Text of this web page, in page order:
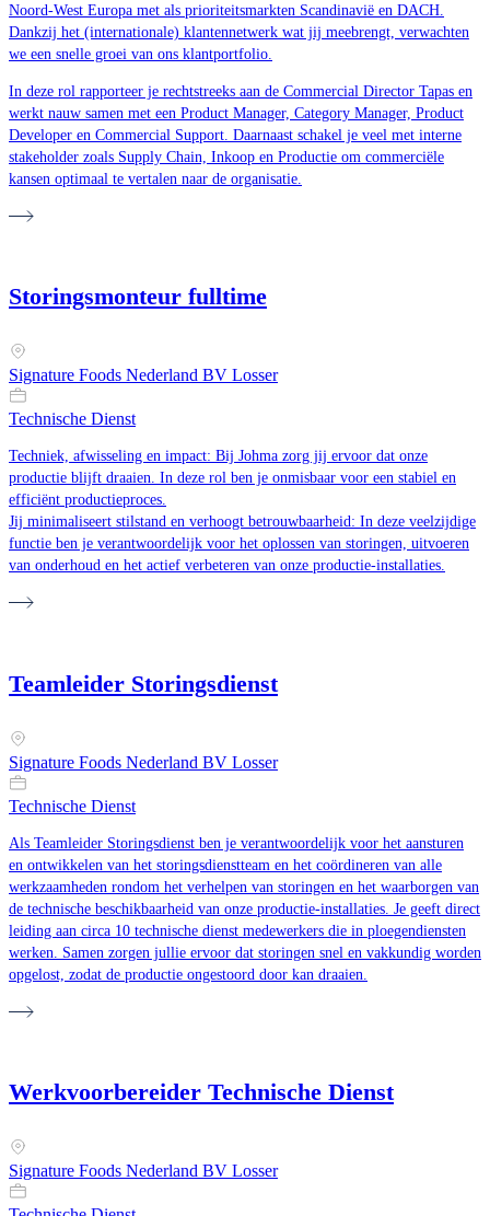
Noord-West Europa met als prioriteitsmarkten Scandinavië en DACH.
Dankzij het (internationale) klantennetwerk wat jij meebrengt, verwachten
we een snelle groei van ons klantportfolio.
In deze rol rapporteer je rechtstreeks aan de Commercial Director Tapas en
werkt nauw samen met een Product Manager, Category Manager, Product
Developer en Commercial Support. Daarnaast schakel je veel met interne
stakeholder zoals Supply Chain, Inkoop en Productie om commerciële
kansen optimaal te vertalen naar de organisatie.
Storingsmonteur fulltime
Signature Foods Nederland BV Losser
Technische Dienst
Techniek, afwisseling en impact: Bij Johma zorg jij ervoor dat onze
productie blijft draaien. In deze rol ben je onmisbaar voor een stabiel en
efficiënt productieproces.
Jij minimaliseert stilstand en verhoogt betrouwbaarheid: In deze veelzijdige
functie ben je verantwoordelijk voor het oplossen van storingen, uitvoeren
van onderhoud en het actief verbeteren van onze productie-installaties.
Teamleider Storingsdienst
Signature Foods Nederland BV Losser
Technische Dienst
Als Teamleider Storingsdienst ben je verantwoordelijk voor het aansturen
en ontwikkelen van het storingsdienstteam en het coördineren van alle
werkzaamheden rondom het verhelpen van storingen en het waarborgen van
de technische beschikbaarheid van onze productie-installaties. Je geeft direct
leiding aan circa 10 technische dienst medewerkers die in ploegendiensten
werken. Samen zorgen jullie ervoor dat storingen snel en vakkundig worden
opgelost, zodat de productie ongestoord door kan draaien.
Werkvoorbereider Technische Dienst
Signature Foods Nederland BV Losser